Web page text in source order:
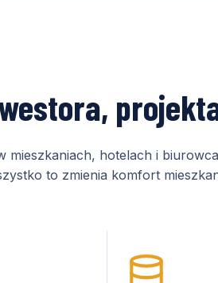
mieszkaniach, hotelach i
to zmienia komfort